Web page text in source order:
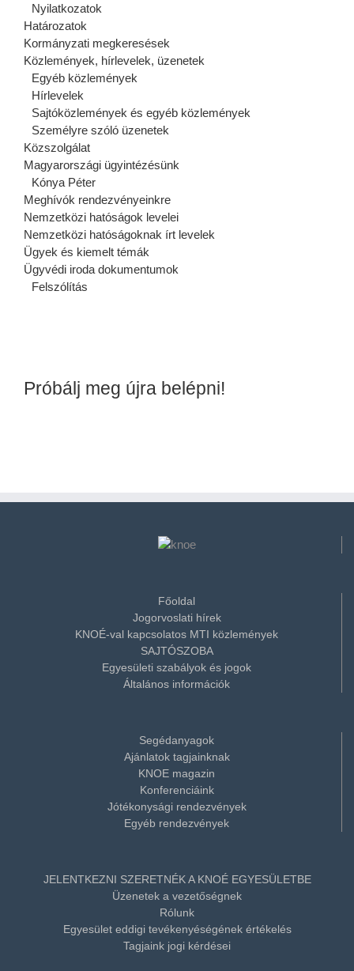
Próbálj meg újra belépni!
Nyilatkozatok
Határozatok
Kormányzati megkeresések
Közlemények, hírlevelek, üzenetek
Egyéb közlemények
Hírlevelek
Sajtóközlemények és egyéb közlemények
Személyre szóló üzenetek
Közszolgálat
Magyarországi ügyintézésünk
Kónya Péter
Meghívók rendezvényeinkre
Nemzetközi hatóságok levelei
Nemzetközi hatóságoknak írt levelek
Ügyek és kiemelt témák
Ügyvédi iroda dokumentumok
Felszólítás
Főoldal
Jogorvoslati hírek
KNOÉ-val kapcsolatos MTI közlemények
SAJTÓSZOBA
Egyesületi szabályok és jogok
Általános információk
Segédanyagok
Ajánlatok tagjainknak
KNOE magazin
Konferenciáink
Jótékonysági rendezvények
Egyéb rendezvények
JELENTKEZNI SZERETNÉK A KNOÉ EGYESÜLETBE
Üzenetek a vezetőségnek
Rólunk
Egyesület eddigi tevékenyéségének értékelés
Tagjaink jogi kérdései